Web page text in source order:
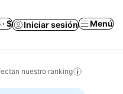
· $ Iniciar sesión Menú
nuestro ranking